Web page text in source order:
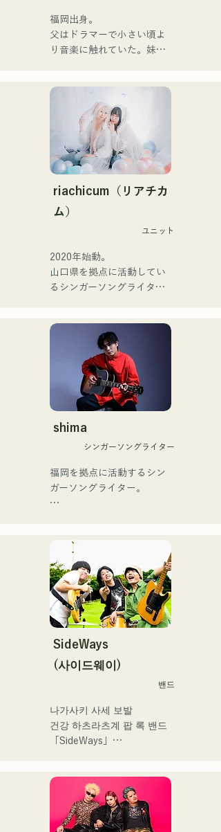
드 편성 등 다양한 형태로 음
악을 표현한다.
녹음과 라이브 지원에는 지
의 오오츠키(Dr.), the
perfect me의 후루히로 유야
(Gt.), xanadoo의 S0.(Ba.)를
맞아 활동을 한다.
【NEW SINGLE】
2025년 6월 25일에 신곡
「세계는 사랑이야」를 릴리
스.
福岡出身。
父はドラマーで小さい頃よ
り音楽に触れていた。妹
家族で音楽を楽しむミュー
ジックファミリー。
10代後半にアメリカへ4年
半留学。
現在はLOVE FMの"music
×serendipity"でラジオDJを
務める。
デルやタレントとしても活
躍中。世界的有名なオーデ
ゴットタレント」で日本人
の芸人史上初のゴールデン
ブザーを獲得し、その後ス
もゴールデンブザーを獲得
した、ノボせもんなべの応
援歌「ゴールデンブザー」
や、アメリカ留学時代の心
友とコライトした本格的カ
ントリーソング「Life Goes
それらの楽曲を揃えた自身
初のフルアルバム「ONE
2025.12.31にリリースし、
iTunesカントリーアルバム
て」、FBS「福岡く
ん。」、「発見らくちゃ
く！」やFUKUOKA
STREET PARTY、
Hannibal Halloween Music
Festival ,sunset live2019、
鷹祭Summer Boostイベン
トステージにも出演。MCと
してはRugby World
cup2019 Public viewing、競
輪日本一ダービーの場内ア
ナウンス、ラグビー女子日
本代表世界大会スタジアム
滑走屋場内アナウンス、ク
リスマスアドベント、イス
ラデサルサ、福岡ウィニン
グスピリッツのスタジアム
riachicum（リアチカ
ム）
ユニット
2020年始動。
山口県を拠点に活動してい
るシンガーソングライター
ユニット
コロナ禍に入り、音楽で山
口県を盛り上げたいという
思いからユニットを始動。
当初は動画配信サイトでの
活動のみだったが、2020年
12月より、山口県の地元イ
地元音楽イベントやライブ
ハウスを中心にパフォーマ
ンスをしている。
shima
シンガーソングライター
福岡を拠点に活動するシン
ガーソングライター。
ードの繊細さを併せ持つ楽
曲を届けている。
コンセプトは、「等身大の
ままで。僕とあなたのため
の音楽を。」気持ちが落ち
まう時こそ聴いてほしい。
自分自身も迷いや葛藤を抱
作り物ではなく、ありのま
まの感情や言葉をそのまま
音楽にしている。
2024年10月より音楽活動を
福岡を中心にブッキングラ
イブや路上ライブなど精力
SideWays
(사이드웨이)
밴드
나가사키 사세 보발
건강 하츠라츠계 팝 록 밴드
「SideWays」
시 및 전국투어 감행
소설을 바탕으로 한 즐겁고